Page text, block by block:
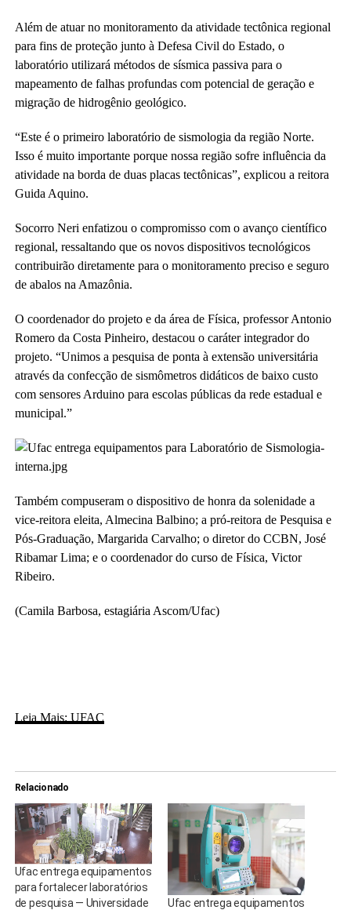
Além de atuar no monitoramento da atividade tectônica regional
para fins de proteção junto à Defesa Civil do Estado, o
laboratório utilizará métodos de sísmica passiva para o
mapeamento de falhas profundas com potencial de geração e
migração de hidrogênio geológico.
“Este é o primeiro laboratório de sismologia da região Norte.
Isso é muito importante porque nossa região sofre influência da
atividade na borda de duas placas tectônicas”, explicou a reitora
Guida Aquino.
Socorro Neri enfatizou o compromisso com o avanço científico
regional, ressaltando que os novos dispositivos tecnológicos
contribuirão diretamente para o monitoramento preciso e seguro
de abalos na Amazônia.
O coordenador do projeto e da área de Física, professor Antonio
Romero da Costa Pinheiro, destacou o caráter integrador do
projeto. “Unimos a pesquisa de ponta à extensão universitária
através da confecção de sismômetros didáticos de baixo custo
com sensores Arduino para escolas públicas da rede estadual e
municipal.”
Também compuseram o dispositivo de honra da solenidade a
vice-reitora eleita, Almecina Balbino; a pró-reitora de Pesquisa e
Pós-Graduação, Margarida Carvalho; o diretor do CCBN, José
Ribamar Lima; e o coordenador do curso de Física, Victor
Ribeiro.
(Camila Barbosa, estagiária Ascom/Ufac)
Leia Mais: UFAC
Relacionado
Ufac entrega equipamentos
para fortalecer laboratórios
de pesquisa — Universidade
Ufac entrega equipamentos